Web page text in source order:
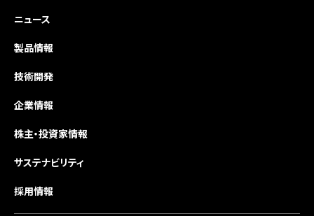
ニュース
製品情報
技術開発
企業情報
株主・投資家情報
サステナビリティ
採用情報